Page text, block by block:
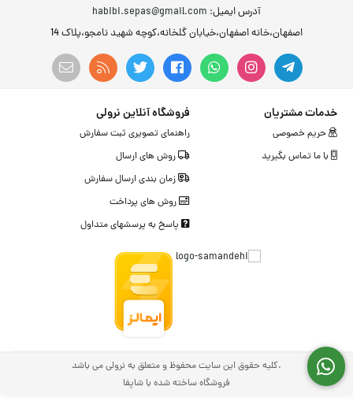
آدرس ایمیل: habibi.sepas@gmail.com
اصفهان،خانه اصفهان،خیابان گلخانه،کوچه شهید نامجو،پلاک 14
خدمات مشتریان
حریم خصوصی
با ما تماس بگیرید
فروشگاه آنلاین نرولی
راهنمای تصویری ثبت سفارش
روش های ارسال
زمان بندی ارسال سفارش
روش های پرداخت
پاسخ به پرسشهای متداول
.کلیه حقوق این سایت محفوظ و متعلق به نرولی می باشد
فروشگاه ساخته شده با شاپفا